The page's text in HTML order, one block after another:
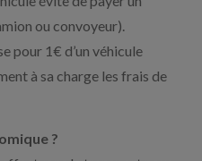
ou convoyeur).
pour 1€ d’un véhicule
à sa charge les frais de
?